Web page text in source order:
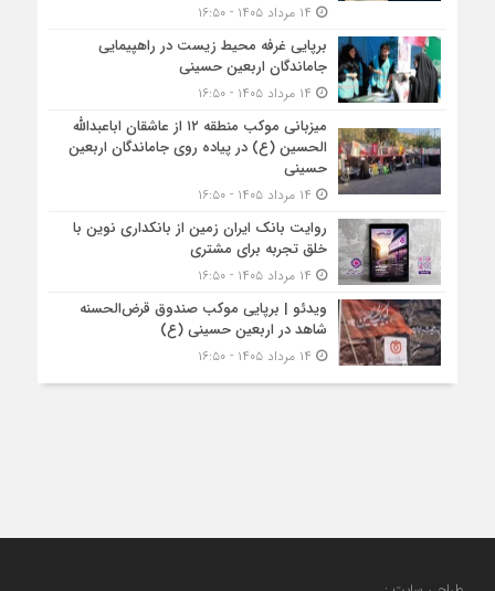
برپایی غرفه محیط زیست در راهپیمایی
جاماندگان اربعین حسینی
میزبانی موکب منطقه ۱۲ از عاشقان اباعبدالله
الحسین (ع) در پیاده روی جاماندگان اربعین
حسینی
روایت بانک ایران زمین از بانکداری نوین با
خلق تجربه برای مشتری
ویدئو | برپایی موکب صندوق قرض‌الحسنه
شاهد در اربعین حسینی (ع)